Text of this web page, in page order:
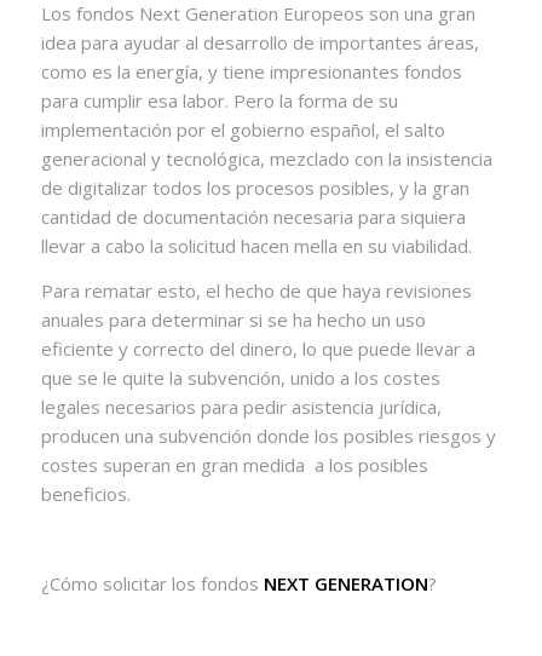
Los fondos Next Generation Europeos son una gran
idea para ayudar al desarrollo de importantes áreas,
como es la energía, y tiene impresionantes fondos
para cumplir esa labor. Pero la forma de su
implementación por el gobierno español, el salto
generacional y tecnológica, mezclado con la insistencia
de digitalizar todos los procesos posibles, y la gran
cantidad de documentación necesaria para siquiera
llevar a cabo la solicitud hacen mella en su viabilidad.
Para rematar esto, el hecho de que haya revisiones
anuales para determinar si se ha hecho un uso
eficiente y correcto del dinero, lo que puede llevar a
que se le quite la subvención, unido a los costes
legales necesarios para pedir asistencia jurídica,
producen una subvención donde los posibles riesgos y
costes superan en gran medida a los posibles
beneficios.
¿Cómo solicitar los fondos NEXT GENERATION?